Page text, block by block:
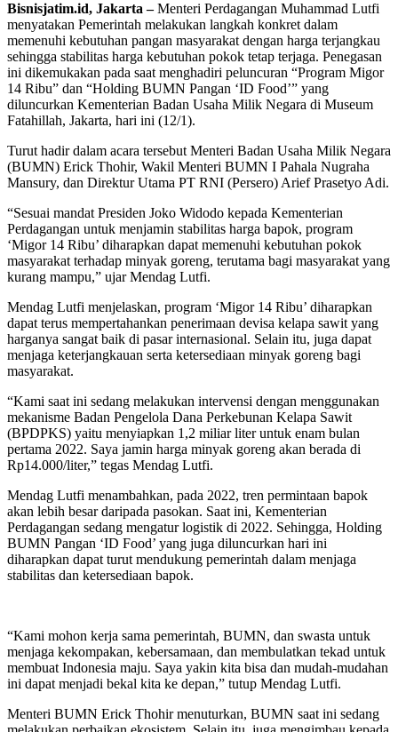
Bisnisjatim.id, Jakarta –Menteri Perdagangan Muhammad Lutfi
menyatakan Pemerintah melakukan langkah konkret dalam
memenuhi kebutuhan pangan masyarakat dengan harga terjangkau
sehingga stabilitas harga kebutuhan pokok tetap terjaga. Penegasan
ini dikemukakan pada saat menghadiri peluncuran “Program Migor
14 Ribu” dan “Holding BUMN Pangan ‘ID Food’” yang
diluncurkan Kementerian Badan Usaha Milik Negara di Museum
Fatahillah, Jakarta, hari ini (12/1).
Turut hadir dalam acara tersebut Menteri Badan Usaha Milik Negara
(BUMN) Erick Thohir, Wakil Menteri BUMN I Pahala Nugraha
Mansury, dan Direktur Utama PT RNI (Persero) Arief Prasetyo Adi.
“Sesuai mandat Presiden Joko Widodo kepada Kementerian
Perdagangan untuk menjamin stabilitas harga bapok, program
‘Migor 14 Ribu’ diharapkan dapat memenuhi kebutuhan pokok
masyarakat terhadap minyak goreng, terutama bagi masyarakat yang
kurang mampu,” ujar Mendag Lutfi.
Mendag Lutfi menjelaskan, program ‘Migor 14 Ribu’ diharapkan
dapat terus mempertahankan penerimaan devisa kelapa sawit yang
harganya sangat baik di pasar internasional. Selain itu, juga dapat
menjaga keterjangkauan serta ketersediaan minyak goreng bagi
masyarakat.
“Kami saat ini sedang melakukan intervensi dengan menggunakan
mekanisme Badan Pengelola Dana Perkebunan Kelapa Sawit
(BPDPKS) yaitu menyiapkan 1,2 miliar liter untuk enam bulan
pertama 2022. Saya jamin harga minyak goreng akan berada di
Rp14.000/liter,” tegas Mendag Lutfi.
Mendag Lutfi menambahkan, pada 2022, tren permintaan bapok
akan lebih besar daripada pasokan. Saat ini, Kementerian
Perdagangan sedang mengatur logistik di 2022. Sehingga, Holding
BUMN Pangan ‘ID Food’ yang juga diluncurkan hari ini
diharapkan dapat turut mendukung pemerintah dalam menjaga
stabilitas dan ketersediaan bapok.
“Kami mohon kerja sama pemerintah, BUMN, dan swasta untuk
menjaga kekompakan, kebersamaan, dan membulatkan tekad untuk
membuat Indonesia maju. Saya yakin kita bisa dan mudah-mudahan
ini dapat menjadi bekal kita ke depan,” tutup Mendag Lutfi.
Menteri BUMN Erick Thohir menuturkan, BUMN saat ini sedang